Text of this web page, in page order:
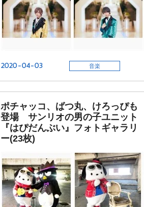
2020-04-03 音楽
ポチャッコ、ばつ丸、けろっぴも
登場 サンリオの男の子ユニット
『はぴだんぶい』フォトギャラリ
ー(23枚)